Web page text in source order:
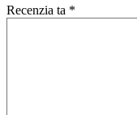
Recenzia ta *